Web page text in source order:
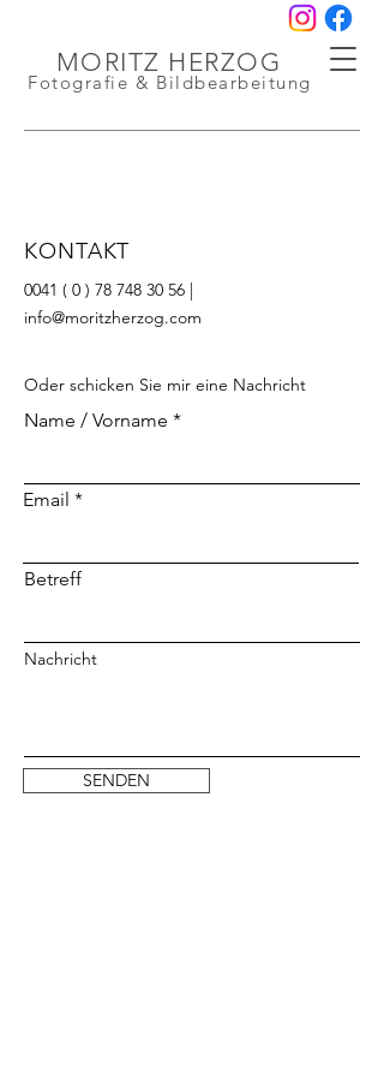
MORITZ HERZOG
Fotografie & Bildbearbeitung
KONTAKT
0041 ( 0 ) 78 748 30 56 |
info@moritzherzog.com
Oder schicken Sie mir eine Nachricht
Name / Vorname
Email
Betreff
Nachricht
SENDEN